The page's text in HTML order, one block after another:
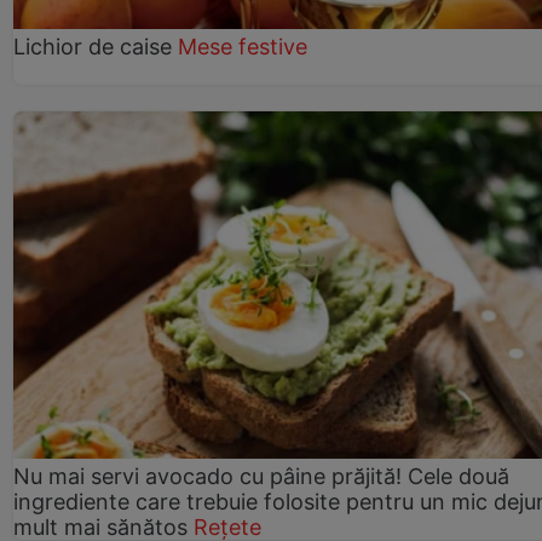
Lichior de caise Mese festive
Nu mai servi avocado cu pâine prăjită! Cele două
ingrediente care trebuie folosite pentru un mic
mult mai sănătos Rețete